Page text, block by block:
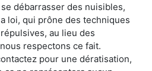
débarrasser des nuisibles,
loi, qui prône des techniques
au lieu des
respectons ce fait.
pour une dératisation,